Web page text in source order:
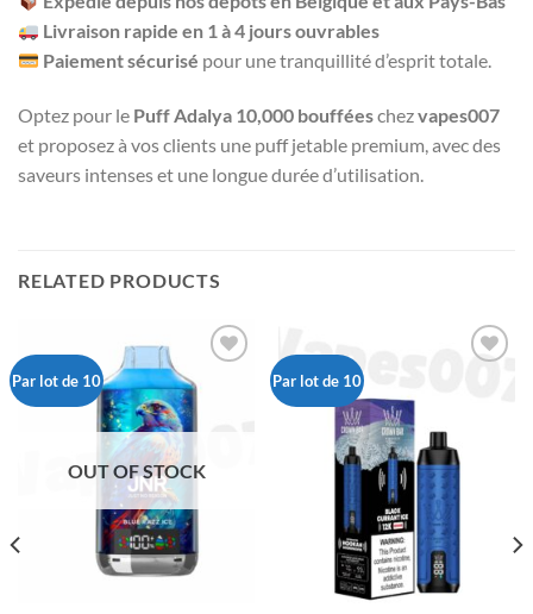
Livraison rapide en 1 à 4 jours ouvrables
Paiement sécurisé pour une tranquillité d’esprit totale.
Optez pour le Puff Adalya 10,000 boufféeschezvapes007
et proposez à vos clients une puff jetable premium, avec des
saveurs intenses et une longue durée d’utilisation.
RELATED PRODUCTS
Par lot de 10
à la liste
souhaits
OUT OF STOCK
Par lot de 10
souhaits